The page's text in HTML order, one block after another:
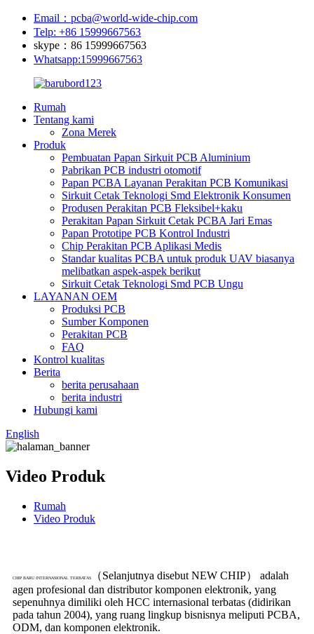
Email：pcba@world-wide-chip.com
Telp: +86 15999667563
skype：86 15999667563
Whatsapp:15999667563
Rumah
Tentang kami
Zona Merek
Produk
Pembuatan Papan Sirkuit PCB Aluminium
Pabrikan PCB industri otomotif
Papan PCBA Layanan Perakitan PCB Komunikasi
Sirkuit Cetak Teknologi Smd Elektronik Konsumen
Produsen Perakitan PCB Fleksibel+kaku
Perakitan Papan Sirkuit Cetak PCBA Jari Emas
Papan Prototipe PCB Kontrol Industri
Chip Perakitan PCB Aplikasi Medis
Standar kualitas PCBA untuk produk UAV biasanya
melibatkan aspek-aspek berikut
Sirkuit Cetak Teknologi Smd PCB Ungu
LAYANAN OEM
Produksi PCB
Sumber Komponen
Perakitan PCB
FAQ
Kontrol kualitas
Berita
berita perusahaan
berita industri
Hubungi kami
English
Video Produk
Rumah
Video Produk
CHIP BARU INTERNASIONAL TERBATAS
（Selanjutnya disebut NEW CHIP） adalah
agen profesional dan distributor komponen elektronik, yang
sepenuhnya dimiliki oleh HCC internasional terbatas (didirikan
pada tahun 2004), yang ruang lingkup bisnisnya meliputi PCBA,
ODM, dan komponen elektronik.